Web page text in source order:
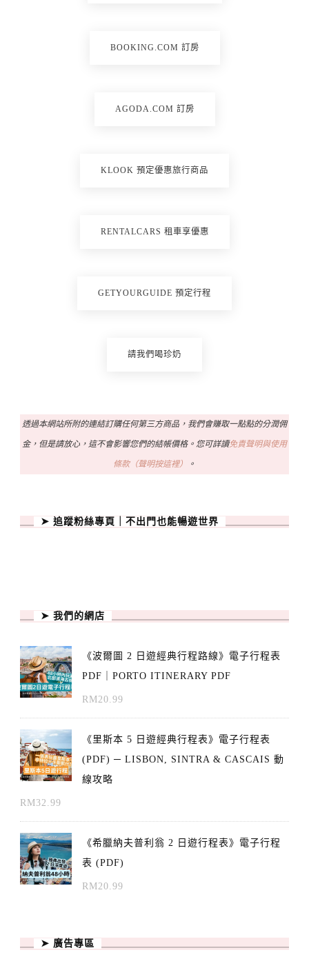
BOOKING.COM 訂房
AGODA.COM 訂房
KLOOK 預定優惠旅行商品
RENTALCARS 租車享優惠
GETYOURGUIDE 預定行程
請我們喝珍奶
透過本網站所附的連結訂購任何第三方商品，我們會賺取一點點的分潤佣
金，但是請放心，這不會影響您們的結帳價格。您可詳讀免責聲明與使用
條款（聲明按這裡） 。
➤ 追蹤粉絲專頁｜不出門也能暢遊世界
➤ 我們的網店
《波爾圖 2 日遊經典行程路線》電子行程表
PDF｜PORTO ITINERARY PDF
RM20.99
《里斯本 5 日遊經典行程表》電子行程表
(PDF) ─ LISBON, SINTRA & CASCAIS 動
線攻略
RM32.99
《希臘納夫普利翁 2 日遊行程表》電子行程
表 (PDF)
RM20.99
➤ 廣告專區